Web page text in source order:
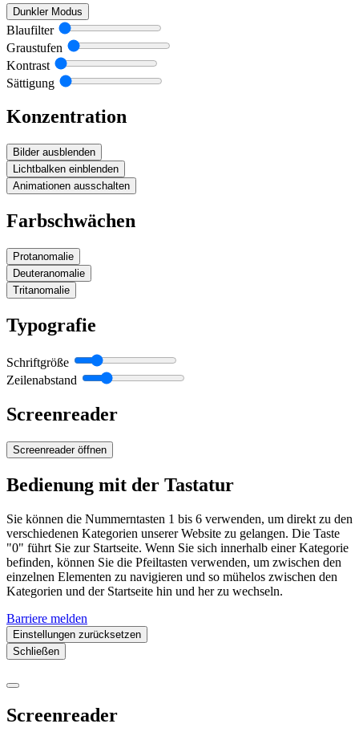
Dunkler Modus
Blaufilter
Graustufen
Kontrast
Sättigung
Konzentration
Bilder ausblenden
Lichtbalken einblenden
Animationen ausschalten
Farbschwächen
Protanomalie
Deuteranomalie
Tritanomalie
Typografie
Schriftgröße
Zeilenabstand
Screenreader
Screenreader öffnen
Bedienung mit der Tastatur
Sie können die Nummerntasten 1 bis 6 verwenden, um direkt zu den
verschiedenen Kategorien unserer Website zu gelangen. Die Taste
"0" führt Sie zur Startseite. Wenn Sie sich innerhalb einer Kategorie
befinden, können Sie die Pfeiltasten verwenden, um zwischen den
einzelnen Elementen zu navigieren und so mühelos zwischen den
Kategorien und der Startseite hin und her zu wechseln.
Barriere melden
Einstellungen zurücksetzen
Schließen
Screenreader